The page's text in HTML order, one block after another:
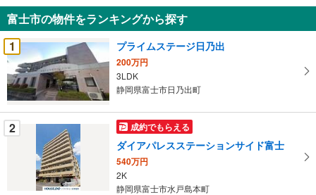
知
を
受
け
取
る
・
条
件
富士市の物件をランキングから探す
1
プライムステージ日乃出
200万円
3LDK
静岡県富士市日乃出町
2 成約でもらえる
ダイアパレスステーションサイド富士
540万円
2K
静岡県富士市水戸島本町